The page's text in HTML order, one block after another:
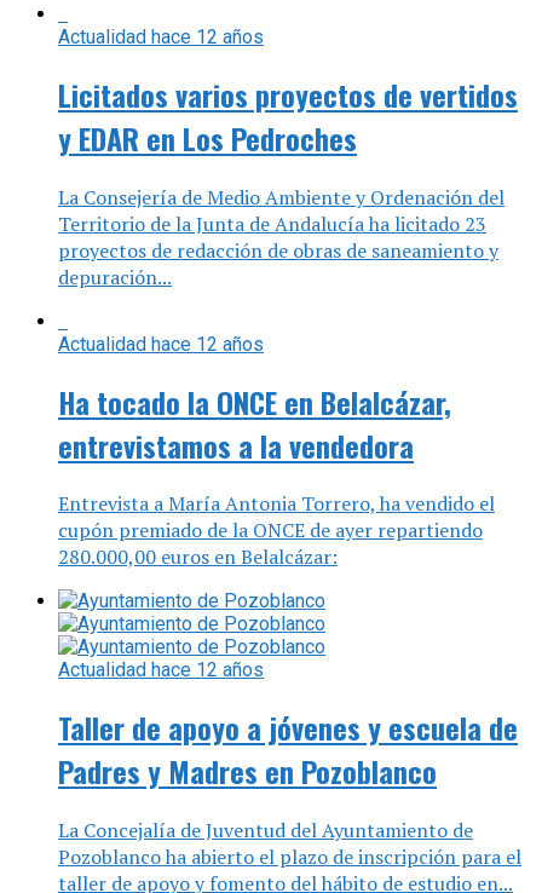
Actualidad hace 12 años
Licitados varios proyectos de vertidos
y EDAR en Los Pedroches
La Consejería de Medio Ambiente y Ordenación del
Territorio de la Junta de Andalucía ha licitado 23
proyectos de redacción de obras de saneamiento y
depuración...
Actualidad hace 12 años
Ha tocado la ONCE en Belalcázar,
entrevistamos a la vendedora
Entrevista a María Antonia Torrero, ha vendido el
cupón premiado de la ONCE de ayer repartiendo
280.000,00 euros en Belalcázar:
Actualidad hace 12 años
Taller de apoyo a jóvenes y escuela de
Padres y Madres en Pozoblanco
La Concejalía de Juventud del Ayuntamiento de
Pozoblanco ha abierto el plazo de inscripción para el
taller de apoyo y fomento del hábito de estudio en...